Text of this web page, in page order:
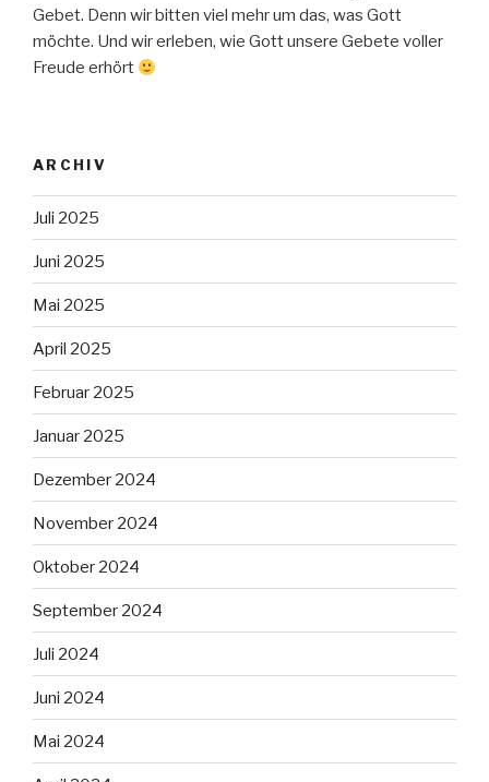
Gebet. Denn wir bitten viel mehr um das, was Gott
möchte. Und wir erleben, wie Gott unsere Gebete voller
Freude erhört
ARCHIV
Juli 2025
Juni 2025
Mai 2025
April 2025
Februar 2025
Januar 2025
Dezember 2024
November 2024
Oktober 2024
September 2024
Juli 2024
Juni 2024
Mai 2024